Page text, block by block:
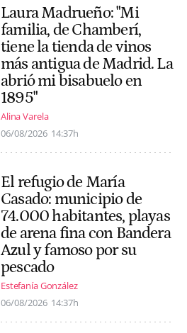
Laura Madrueño: "Mi
familia, de Chamberí,
tiene la tienda de vinos
más antigua de Madrid. La
abrió mi bisabuelo en
1895"
Alina Varela
06/08/2026 14:37h
El refugio de María
Casado: municipio de
74.000 habitantes, playas
de arena fina con Bandera
Azul y famoso por su
pescado
Estefanía González
06/08/2026 14:37h